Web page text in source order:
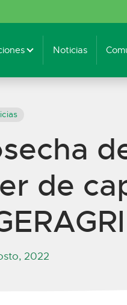
Noticias
de
2022